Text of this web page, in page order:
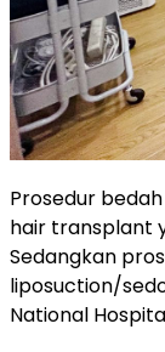
Prosedur
hair transplant
Sedangkan
liposuction/
National